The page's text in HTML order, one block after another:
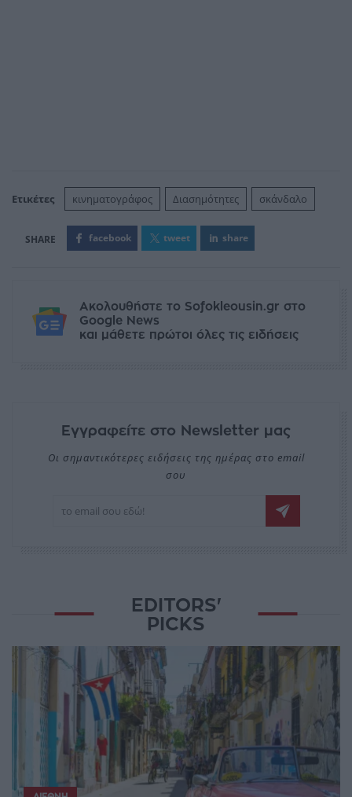
Ετικέτες κινηματογράφος Διασημότητες σκάνδαλο
facebook tweet share
Ακολουθήστε το Sofokleousin.gr στο
Google News
και μάθετε πρώτοι όλες τις ειδήσεις
Εγγραφείτε στο Newsletter μας
Οι σημαντικότερες ειδήσεις της ημέρας στο email
σου
EDITORS'
PICKS